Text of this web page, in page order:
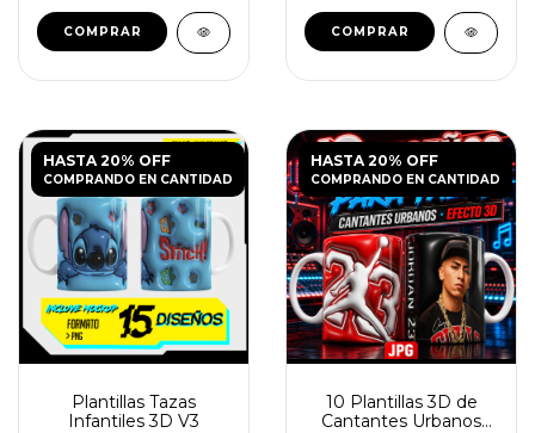
HASTA 20% OFF
COMPRANDO EN CANTIDAD
Plantillas Tazas
Infantiles 3D V3
HASTA 20% OFF
COMPRANDO EN CANTIDAD
10 Plantillas 3D de
Cantantes Urbanos